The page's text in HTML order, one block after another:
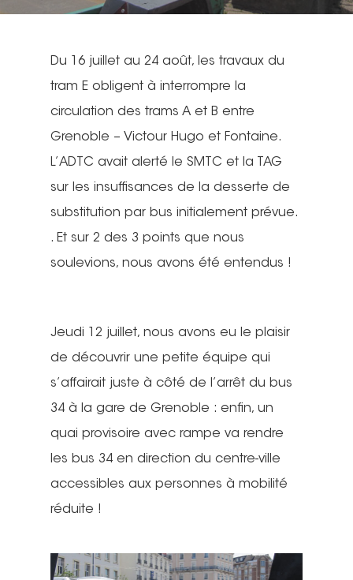
Du 16 juillet au 24 août, les travaux du
tram E obligent à interrompre la
circulation des trams A et B entre
Grenoble – Victour Hugo et Fontaine.
L’ADTC avait alerté le SMTC et la TAG
sur les insuffisances de la desserte de
substitution par bus initialement prévue.
. Et sur 2 des 3 points que nous
soulevions, nous avons été entendus !
Jeudi 12 juillet, nous avons eu le plaisir
de découvrir une petite équipe qui
s’affairait juste à côté de l’arrêt du bus
34 à la gare de Grenoble : enfin, un
quai provisoire avec rampe va rendre
les bus 34 en direction du centre-ville
accessibles aux personnes à mobilité
réduite !